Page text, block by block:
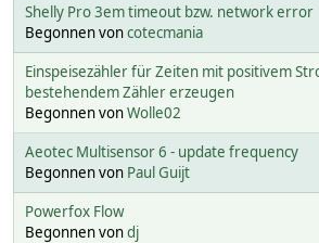
Shelly Pro 3em timeout bzw. network error
Begonnen voncotecmania
Einspeisezähler für Zeiten mit positivem
bestehendem Zähler erzeugen
Begonnen vonWolle02
Aeotec Multisensor 6 - update frequency
Begonnen von Paul Guijt
Powerfox Flow
Begonnen vondj